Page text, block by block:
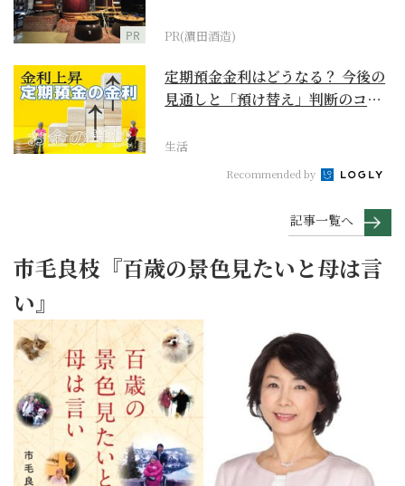
PR PR(濵田酒造)
定期預金金利はどうなる？ 今後の
見通しと「預け替え」判断のコツ
生活
Recommended by
記事一覧へ
市毛良枝『百歳の景色見たいと母は言
い』